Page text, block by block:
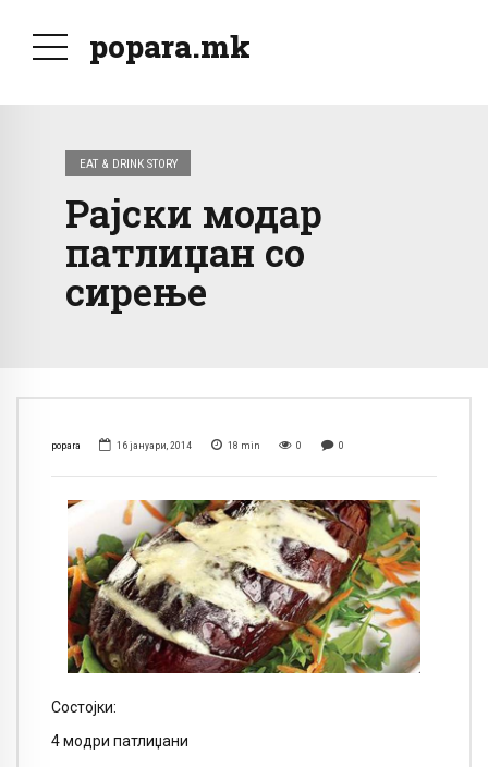
popara.mk
EAT & DRINK STORY
Рајски модар
патлиџан со
сирење
popara 16 јануари, 2014 18 min 0 0
Состојки:
4 модри патлиџани